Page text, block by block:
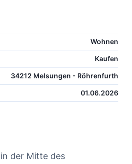
Wohnen
Kaufen
34212 Melsungen - Röhrenfurth
01.06.2026
der Mitte des